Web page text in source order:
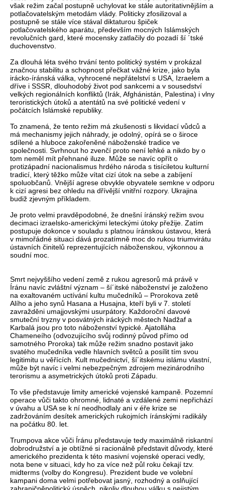
však režim začal postupně uchylovat ke stále autoritativnějším a
potlačovatelským metodám vlády. Politicky zfosilizoval a
postupně se stále více stával diktaturou špiček
potlačovatelského aparátu, především mocných Islámských
revolučních gard, které mocensky zatlačily do pozadí ší ´tské
duchovenstvo.
Za dlouhá léta svého trvání tento politický systém v prokázal
značnou stabilitu a schopnost přečkat vážné krize, jako byla
irácko-íránská válka, vyhrocené nepřátelství s USA, Izraelem a
dříve i SSSR, dlouhodobý život pod sankcemi a v sousedství
velkých regionálních konfliktů (Irák, Afghánistán, Palestina) i vlny
teroristických útoků a atentátů na své politické vedení v
počátcích Islámské republiky.
To znamená, že tento režim má zkušenosti s likvidací vůdců a
má mechanismy jejich náhrady, je odolný, opírá se o široce
sdílené a hluboce zakořeněné náboženské tradice ve
společnosti. Svrhnout ho zvenčí proto není lehké a nikdo by o
tom neměl mít přehnané iluze. Může se navíc opřít o
protizápadní nacionalismus hrdého národa s tisíciletou kulturní
tradicí, který těžko může vítat cizí útok na sebe a zabíjení
spoluobčanů. Vnější agrese obvykle obyvatele semkne v odporu
k cizí agresi bez ohledu na dřívější vnitřní rozpory. Ukrajina
budiž zjevným příkladem.
Je proto velmi pravděpodobné, že dnešní íránský režim svou
decimaci izraelsko-americkými leteckými útoky přežije. Zatím
postupuje dokonce v souladu s platnou íránskou ústavou, která
v mimořádné situaci dává prozatímně moc do rukou triumvirátu
ústavních činitelů reprezentujících náboženskou, výkonnou a
soudní moc.
Smrt nejvyššího vedení země z rukou agresorů má právě v
Íránu navíc zvláštní význam – ší´itské náboženství je založeno
na exaltovaném uctívání kultu mučedníků – Prorokova zetě
Alího a jeho synů Hasana a Husajna, kteří byli v 7. století
zavražděni umajjovskými usurpátory. Každoroční davové
smuteční tryzny v posvátných iráckých městech Nadžaf a
Karbalá jsou pro toto náboženství typické. Ajatolláha
Chameneího (odvozujícího svůj rodinný původ přímo od
samotného Proroka) tak může režim snadno postavit jako
svatého mučedníka vedle hlavních světců a posílit tím svou
legitimitu u věřících. Kult mučednictví, ší´itskému islámu vlastní,
může být navíc i velmi nebezpečným zdrojem mezinárodního
terorismu a asymetrických útoků proti Západu.
To vše představuje limity americké vojenské kampaně. Pozemní
operace vůči takto ohromné, lidnaté a vzdálené zemi nepřichází
v úvahu a USA se k ní neodhodlaly ani v éře krize se
zadržováním desítek amerických rukojmích íránskými radikály
na počátku 80. let.
Trumpova akce vůči Íránu představuje tedy maximálně riskantní
dobrodružství a je obtížné si racionálně představit důvody, které
amerického prezidenta k této masivní vojenské operaci vedly,
nota bene v situaci, kdy ho za více než půl roku čekají tzv.
midterms (volby do Kongresu). Prezident bude ve volební
kampani doma velmi potřebovat jasný, rozhodný a oslňující
zahraničněpolitický úspěch, nikoliv dlouhou válku s nejistým